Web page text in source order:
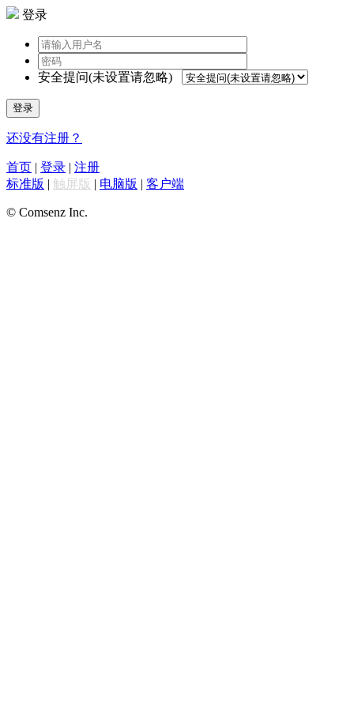
登录
安全提问(未设置请忽略)
登录
还没有注册？
首页 | 登录 | 注册
标准版 | 触屏版 | 电脑版 | 客户端
© Comsenz Inc.